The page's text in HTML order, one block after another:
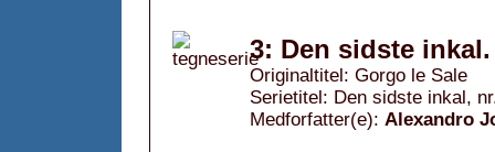
3: Den sidste
Originaltitel: Gorgo le Sale
Serietitel: Den sidste inkal,
Medforfatter(e): Alexandro